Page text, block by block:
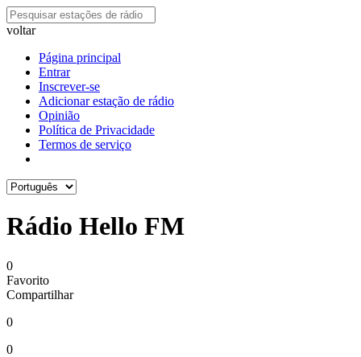
voltar
Página principal
Entrar
Inscrever-se
Adicionar estação de rádio
Opinião
Política de Privacidade
Termos de serviço
Rádio Hello FM
0
Favorito
Compartilhar
0
0